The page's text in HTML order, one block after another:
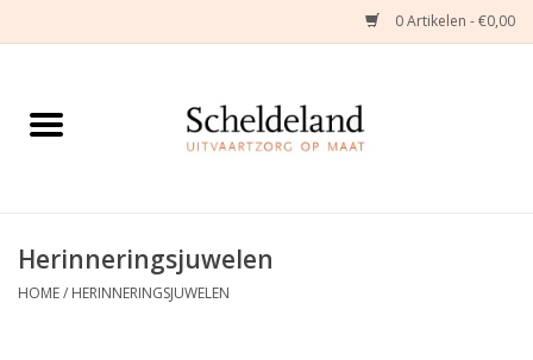
0 Artikelen - €0,00
Home
Herinneringsjuwelen
Herinneringsjuwelen
HOME/ HERINNERINGSJUWELEN